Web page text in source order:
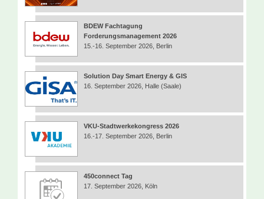
BDEW Fachtagung
Forderungsmanagement 2026
15.-16. September 2026, Berlin
Solution Day Smart Energy & GIS
16. September 2026, Halle (Saale)
VKU-Stadtwerkekongress 2026
16.-17. September 2026, Berlin
450connect Tag
17. September 2026, Köln